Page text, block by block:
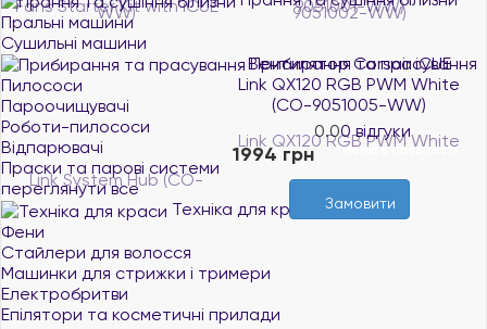
Пральні машини
Сушильні машини
Прибирання та прасування
Пилососи
Пароочищувачі
Роботи-пилососи
Відпарювачі
Праски та парові системи
переглянути все
Техніка для краси
Фени
Стайлери для волосся
Машинки для стрижки і тримери
Електробритви
Епілятори та косметичні прилади
Вентилятор Corsair iCUE
Link QX120 RGB PWM White
(CO-9051005-WW)
0.00 відгуки
Нема в наявності
1994 грн
Замовити